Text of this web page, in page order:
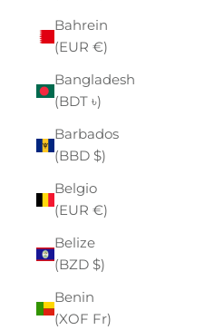
Bahrein
(EUR €)
Bangladesh
(BDT ৳)
Barbados
(BBD $)
Belgio
(EUR €)
Belize
(BZD $)
Benin
(XOF Fr)